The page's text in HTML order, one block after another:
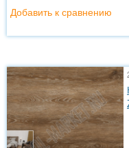
Добавить к сравнению